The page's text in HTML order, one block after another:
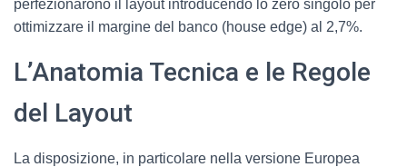
perfezionarono il layout introducendo lo zero singolo per
ottimizzare il margine del banco (house edge) al 2,7%.
L’Anatomia Tecnica e le Regole
del Layout
La disposizione, in particolare nella versione Europea